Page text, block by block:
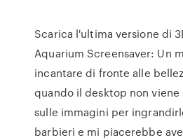
Scarica l'ultima versione di
Aquarium Screensaver: Un
incantare di fronte alle
quando il desktop non
sulle immagini per
barbieri e mi piacerebbe